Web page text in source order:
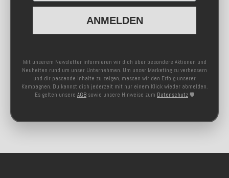
ANMELDEN
Mit unserem Newsletter informieren wir dich über besondere Aktionen und
Neuheiten rund um unser Unternehmen. Um unser Marketing zu verbessern
und dir passende Inhalte zu zeigen, messen wir den Erfolg unserer
Kampagnen. Du kannst dich jederzeit mit nur einem Klick wieder abmelden.
Es gelten unsere AGB sowie unsere Hinweise zum Datenschutz 🛡️